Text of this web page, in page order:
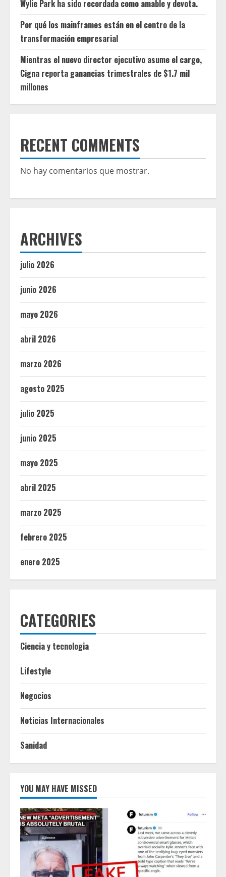
Wylie Park ha sido recordada como amable y devota.
Por qué los mainframes están en el centro de la
transformación empresarial
Mientras el nuevo director ejecutivo asume el cargo,
Cigna reporta ganancias trimestrales de $1.7 mil
millones
RECENT COMMENTS
No hay comentarios que mostrar.
ARCHIVES
julio 2026
junio 2026
mayo 2026
abril 2026
marzo 2026
agosto 2025
julio 2025
junio 2025
mayo 2025
abril 2025
marzo 2025
febrero 2025
enero 2025
CATEGORIES
Ciencia y tecnologia
Lifestyle
Negocios
Noticias Internacionales
Sanidad
YOU MAY HAVE MISSED